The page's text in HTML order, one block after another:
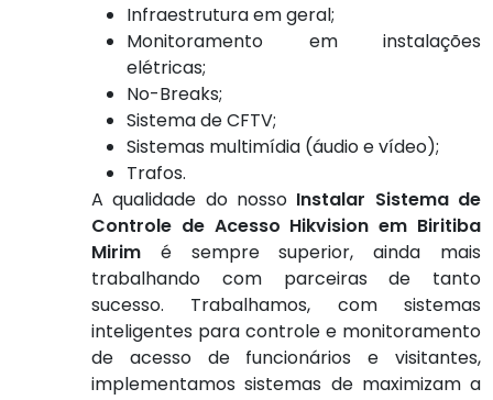
Infraestrutura em geral;
Monitoramento em instalações
elétricas;
No-Breaks;
Sistema de CFTV;
Sistemas multimídia (áudio e vídeo);
Trafos.
A qualidade do nosso Instalar Sistema de
Controle de Acesso Hikvision em Biritiba
Mirim é sempre superior, ainda mais
trabalhando com parceiras de tanto
sucesso. Trabalhamos, com sistemas
inteligentes para controle e monitoramento
de acesso de funcionários e visitantes,
implementamos sistemas de maximizam a